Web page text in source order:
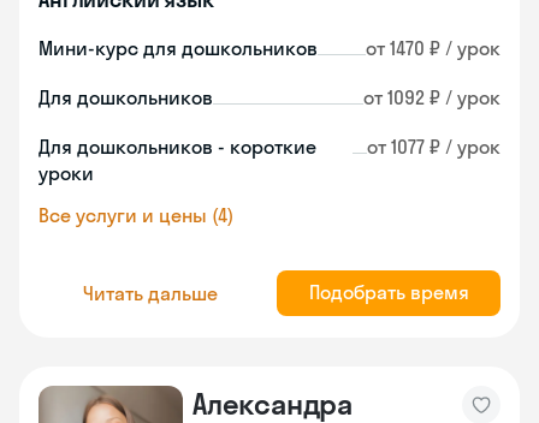
Мини-курс для дошкольников от 1470 ₽ / урок
Для дошкольников от 1092 ₽ / урок
Для дошкольников - короткие
уроки
от 1077 ₽ / урок
Все услуги и цены (4)
Читать дальше Подобрать время
Александра